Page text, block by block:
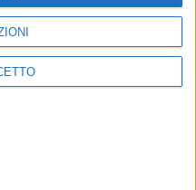
Contattaci
Radio Italia Tv